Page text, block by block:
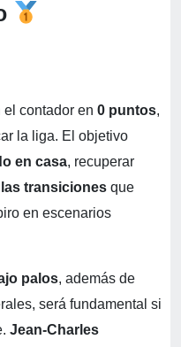
el contador en 0 puntos,
la liga. El objetivo
en casa, recuperar
transiciones que
en escenarios
palos, además de
será fundamental si
Jean-Charles